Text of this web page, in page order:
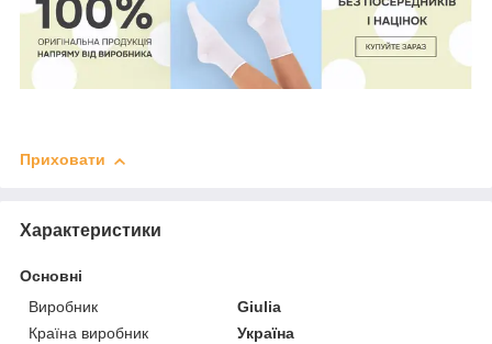
Приховати
Характеристики
Основні
Виробник
Giulia
Країна виробник
Україна